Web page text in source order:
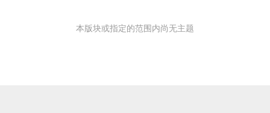
本版块或指定的范围内尚无主题